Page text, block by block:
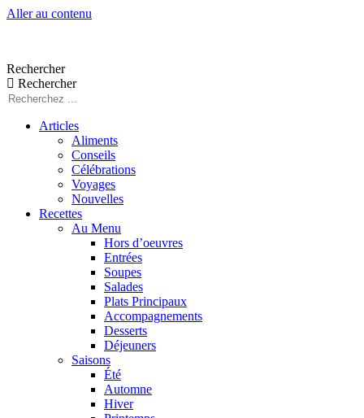
Aller au contenu
Rechercher
Rechercher
Articles
Aliments
Conseils
Célébrations
Voyages
Nouvelles
Recettes
Au Menu
Hors d’oeuvres
Entrées
Soupes
Salades
Plats Principaux
Accompagnements
Desserts
Déjeuners
Saisons
Été
Automne
Hiver